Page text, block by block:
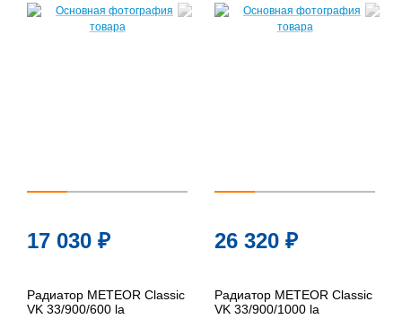
↑
↓17 030 ₽
Радиатор METEOR Classic
VK 33/900/600 la
26 320 ₽
Радиатор METEOR Classic
VK 33/900/1000 la